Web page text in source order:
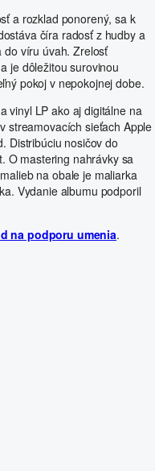
a rozklad ponorený, sa k
číra radosť z hudby a
do víru úvah. Zrelosť
je dôležitou surovinou
pokoj v nepokojnej dobe.
vinyl LP ako aj digitálne na
streamovacích sieťach Apple
Distribúciu nosičov do
O mastering nahrávky sa
na obale je maliarka
Vydanie albumu podporil
na podporu umenia.